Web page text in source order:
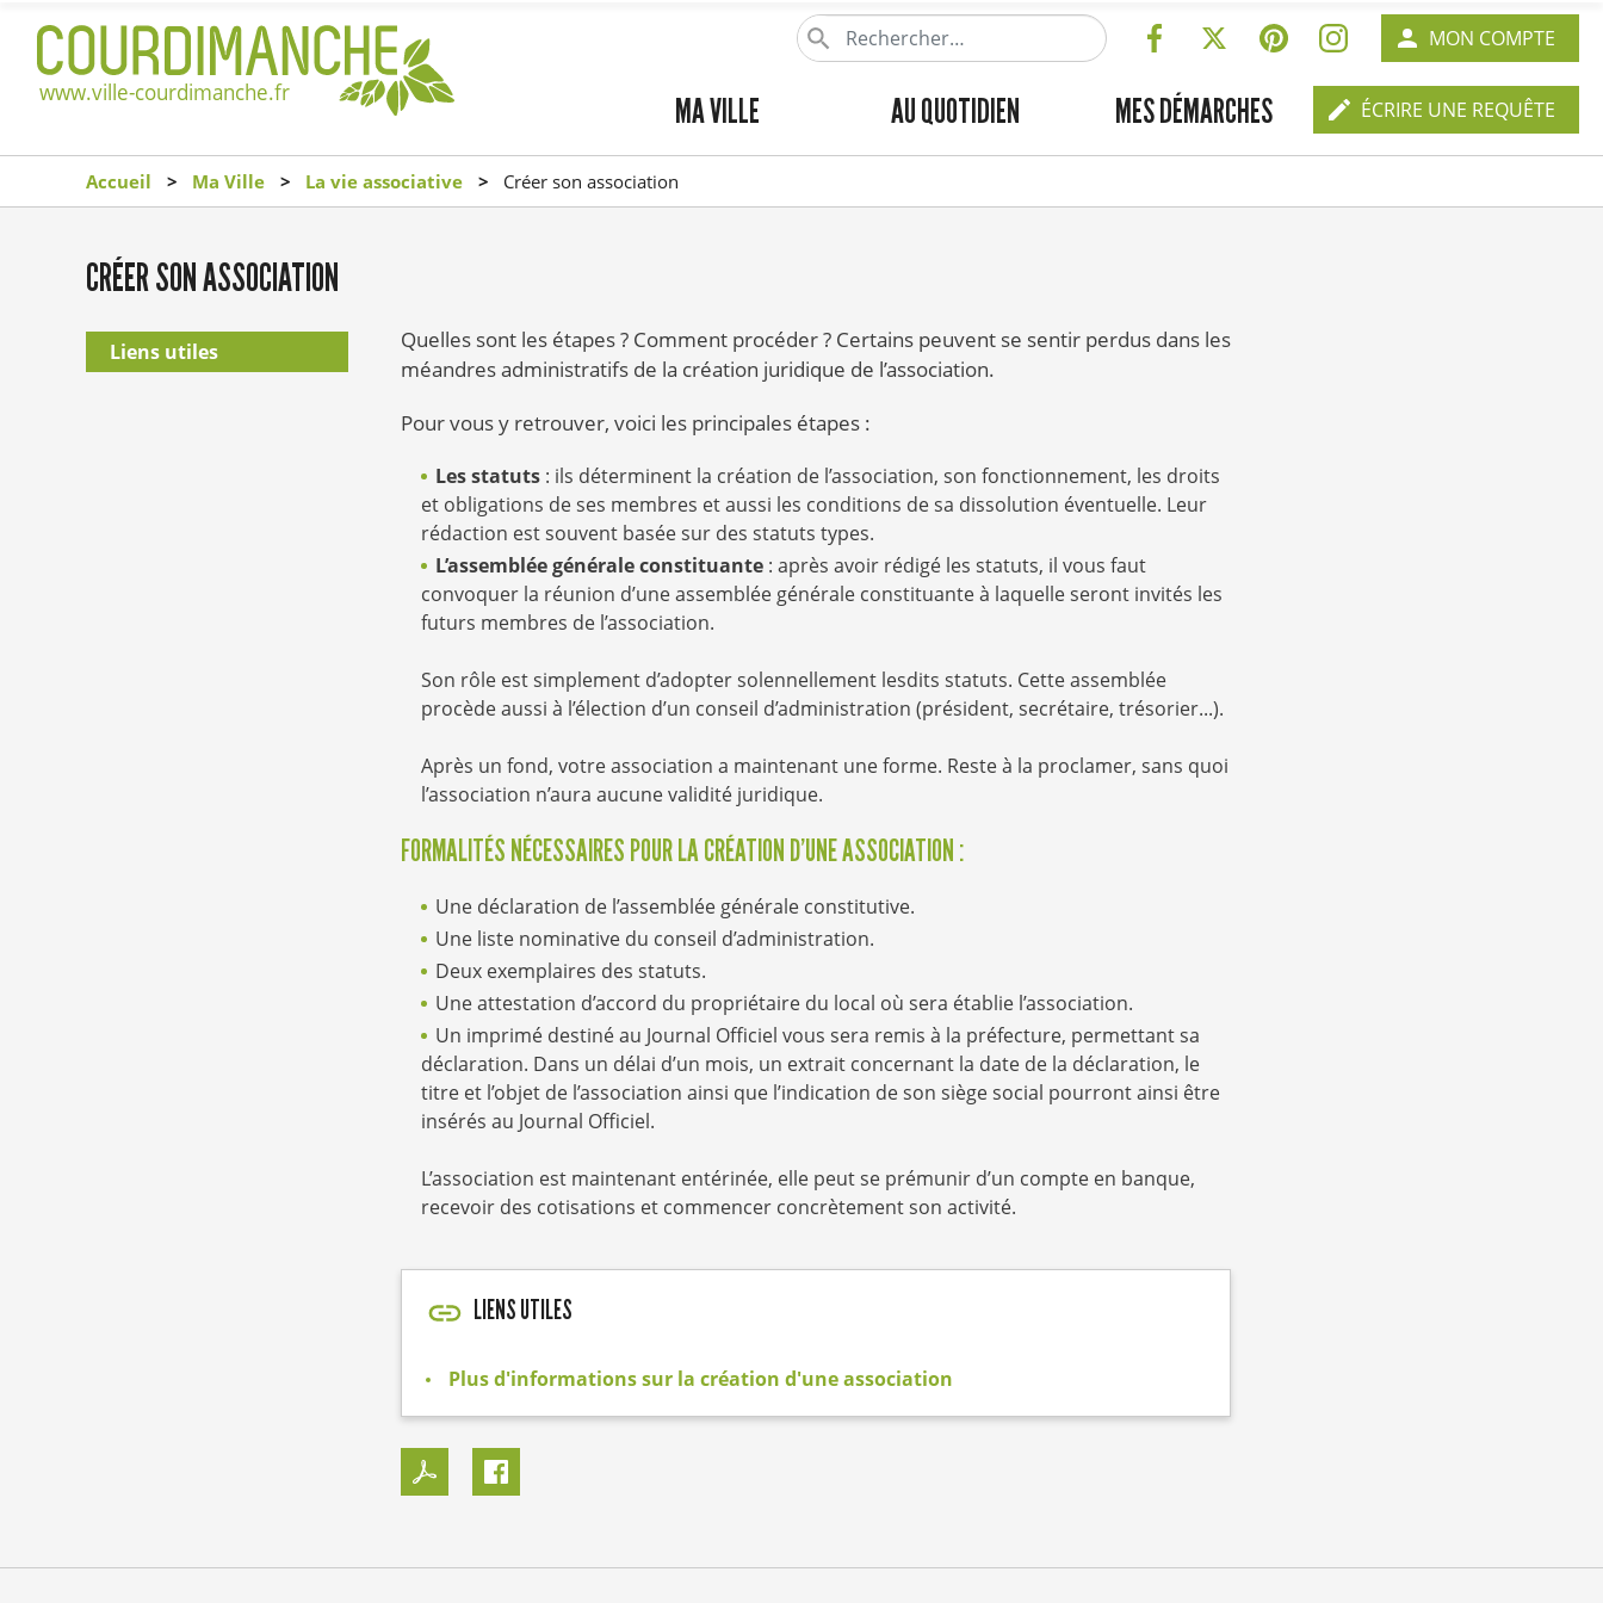
Aller
au
EN-
TÊTE
-
CONNEXION
MON COMPTE
RÉSEAUX
EN-
TÊTE
ÉCRIRE UNE REQUÊTE
PRINCIPAL
MA VILLE AU QUOTIDIEN MES DÉMARCHES
Accueil Ma Ville La vie associative Créer son association
CRÉER SON ASSOCIATION
Liens utiles
Quelles sont les étapes ? Comment procéder ? Certains peuvent se sentir perdus dans les
méandres administratifs de la création juridique de l’association.
Pour vous y retrouver, voici les principales étapes :
Les statuts : ils déterminent la création de l’association, son fonctionnement, les droits
et obligations de ses membres et aussi les conditions de sa dissolution éventuelle. Leur
rédaction est souvent basée sur des statuts types.
L’assemblée générale constituante : après avoir rédigé les statuts, il vous faut
convoquer la réunion d’une assemblée générale constituante à laquelle seront invités les
futurs membres de l’association.
Son rôle est simplement d’adopter solennellement lesdits statuts. Cette assemblée
procède aussi à l’élection d’un conseil d’administration (président, secrétaire, trésorier...).
Après un fond, votre association a maintenant une forme. Reste à la proclamer, sans quoi
l’association n’aura aucune validité juridique.
FORMALITÉS NÉCESSAIRES POUR LA CRÉATION D’UNE ASSOCIATION :
Une déclaration de l’assemblée générale constitutive.
Une liste nominative du conseil d’administration.
Deux exemplaires des statuts.
Une attestation d’accord du propriétaire du local où sera établie l’association.
Un imprimé destiné au Journal Officiel vous sera remis à la préfecture, permettant sa
déclaration. Dans un délai d’un mois, un extrait concernant la date de la déclaration, le
titre et l’objet de l’association ainsi que l’indication de son siège social pourront ainsi être
insérés au Journal Officiel.
L’association est maintenant entérinée, elle peut se prémunir d’un compte en banque,
recevoir des cotisations et commencer concrètement son activité.
LIENS UTILES
Plus d'informations sur la création d'une association